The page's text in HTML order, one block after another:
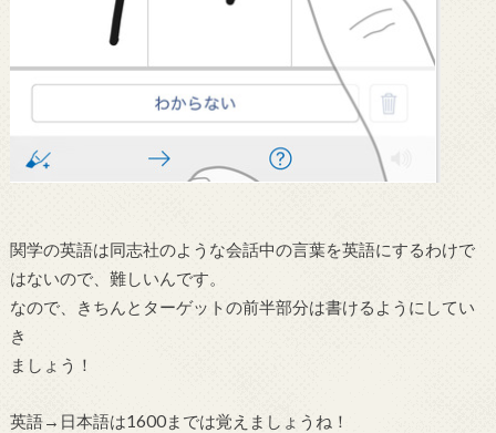
関学の英語は同志社のような会話中の言葉を英語にするわけで
はないので、難しいんです。
なので、きちんとターゲットの前半部分は書けるようにしてい
き
ましょう！
英語→日本語は1600までは覚えましょうね！